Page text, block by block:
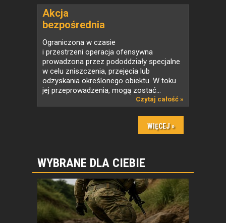
Akcja
bezpośrednia
Ograniczona w czasie
i przestrzeni operacja ofensywna
prowadzona przez pododdziały specjalne
w celu zniszczenia, przejęcia lub
odzyskania określonego obiektu. W toku
jej przeprowadzenia, mogą zostać...
Czytaj całość »
WYBRANE DLA CIEBIE